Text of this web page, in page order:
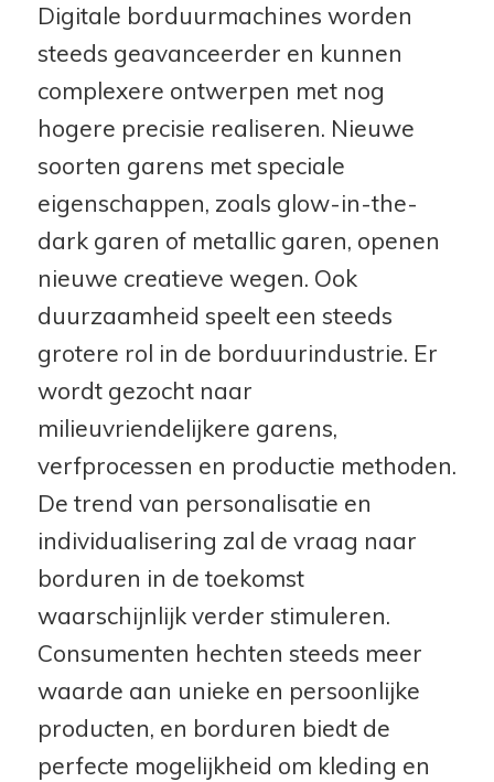
Digitale borduurmachines worden
steeds geavanceerder en kunnen
complexere ontwerpen met nog
hogere precisie realiseren. Nieuwe
soorten garens met speciale
eigenschappen, zoals glow-in-the-
dark garen of metallic garen, openen
nieuwe creatieve wegen. Ook
duurzaamheid speelt een steeds
grotere rol in de borduurindustrie. Er
wordt gezocht naar
milieuvriendelijkere garens,
verfprocessen en productie methoden.
De trend van personalisatie en
individualisering zal de vraag naar
borduren in de toekomst
waarschijnlijk verder stimuleren.
Consumenten hechten steeds meer
waarde aan unieke en persoonlijke
producten, en borduren biedt de
perfecte mogelijkheid om kleding en